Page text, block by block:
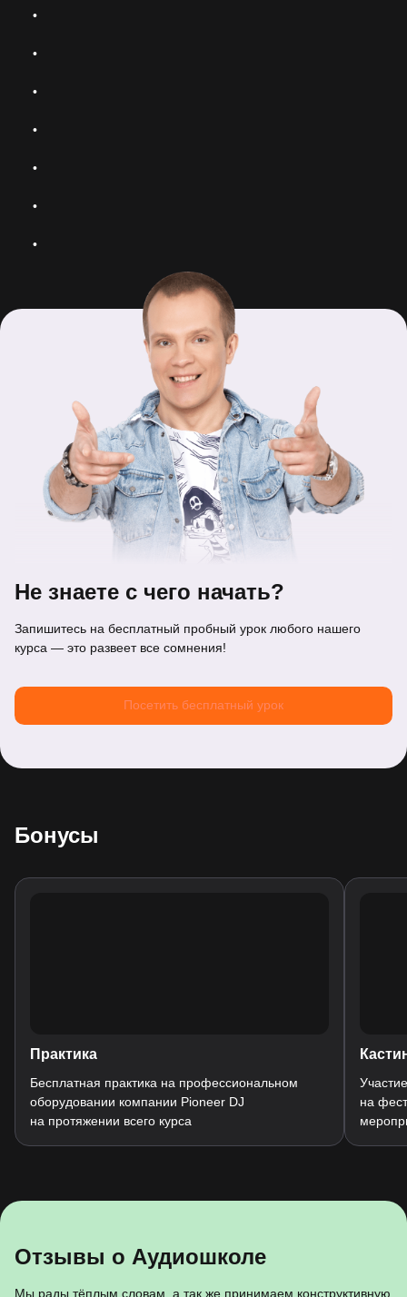
Не знаете с чего начать?
Запишитесь на бесплатный пробный урок любого нашего
курса — это развеет все сомнения!
Посетить бесплатный урок
Бонусы
Практика
Бесплатная практика на профессиональном
оборудовании компании Pioneer DJ
на протяжении всего курса
на
Отзывы о Аудиошколе
Мы рады тёплым словам, а так же принимаем конструктивную